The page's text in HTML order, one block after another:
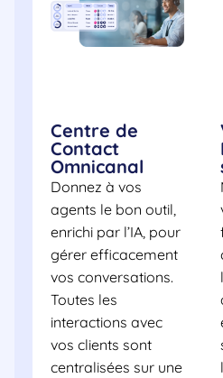
Centre de
Contact
Omnicanal
Donnez à vos
agents le bon outil,
enrichi par l’IA, pour
gérer efficacement
vos conversations.
Toutes les
interactions avec
vos clients sont
centralisées sur une